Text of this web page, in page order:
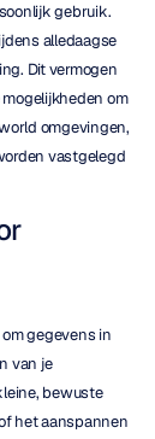
gebruik.
alledaagse
Dit vermogen
om
omgevingen,
vastgelegd
gegevens in
van je
bewuste
het aanspannen